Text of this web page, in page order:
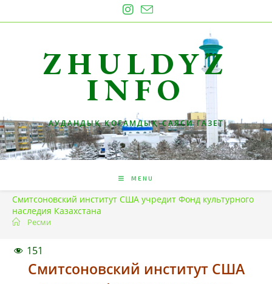
to
ZHULDYZ
INFO
АУДАНДЫҚ ҚОҒАМДЫҚ-САЯСИ ГАЗЕТ
MENU
Смитсоновский институт США учредит Фонд культурного
наследия Казахстана
Ресми
151
Смитсоновский институт США